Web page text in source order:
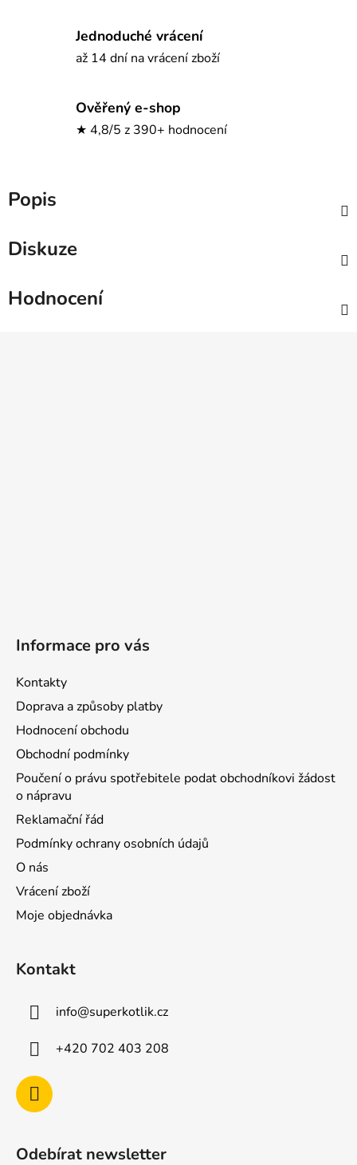
Jednoduché vrácení
až 14 dní na vrácení zboží
Ověřený e-shop
★ 4,8/5 z 390+ hodnocení
Popis
Diskuze
Hodnocení
Informace pro vás
Kontakty
Doprava a způsoby platby
Hodnocení obchodu
Obchodní podmínky
Poučení o právu spotřebitele podat obchodníkovi žádost
o nápravu
Reklamační řád
Podmínky ochrany osobních údajů
O nás
Vrácení zboží
Moje objednávka
Kontakt
info@superkotlik.cz
+420 702 403 208
Odebírat newsletter